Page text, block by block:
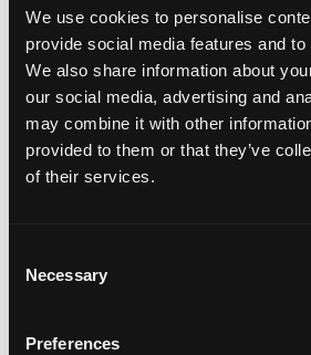
We use cookies to personalise
provide social media features and
We also share information about
our social media, advertising and
may combine it with other
provided to them or that they’ve
of their services.
Selection
Necessary
Preferences
Publicado enCultura Etiquetado como
un comentarioen Mangos en la poesía
Día Nacional de la
Publicado el21 de enero de 2022por